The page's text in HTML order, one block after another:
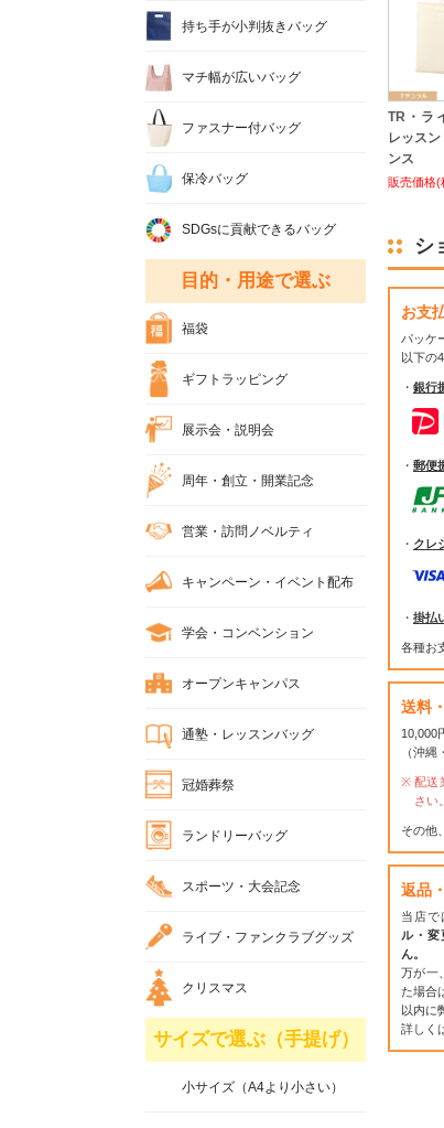
TR・ラ
レッス
ンス
販売価格(
シ
お支
パッケ
以下の
・ 銀行
・ 郵便
・ クレ
・ 掛払
各種お
送料
10,000
（沖縄
配送
さい。
その他
返品
当店で
ル・変
ん。
万が一
た場合
以内に
詳しく
持ち手が小判抜きバッグ
マチ幅が広いバッグ
ファスナー付バッグ
保冷バッグ
SDGsに貢献できるバッグ
目的・用途で選ぶ
福袋
ギフトラッピング
展示会・説明会
周年・創立・開業記念
営業・訪問ノベルティ
キャンペーン・イベント配布
学会・コンベンション
オープンキャンパス
通塾・レッスンバッグ
冠婚葬祭
ランドリーバッグ
スポーツ・大会記念
ライブ・ファンクラブグッズ
クリスマス
サイズで選ぶ（手提げ）
小サイズ（A4より小さい）